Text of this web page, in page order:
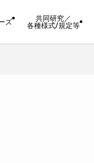
ズ
共同研究／
各種様式/規定等